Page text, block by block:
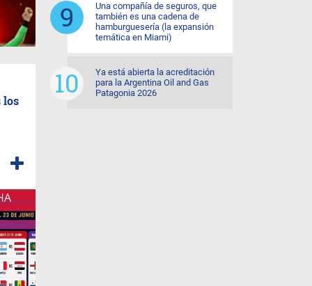
los
Una compañía de seguros, que
también es una cadena de
hamburguesería (la expansión
temática en Miami)
Ya está abierta la acreditación
para la Argentina Oil and Gas
Patagonia 2026